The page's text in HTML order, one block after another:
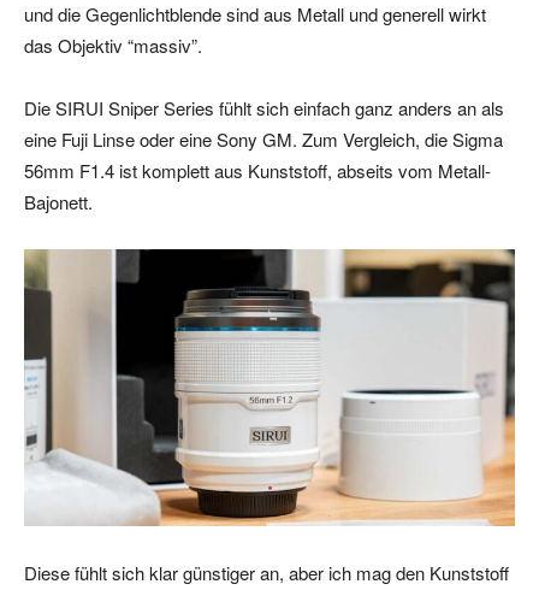
und die Gegenlichtblende sind aus Metall und generell wirkt
das Objektiv “massiv”.
Die SIRUI Sniper Series fühlt sich einfach ganz anders an als
eine Fuji Linse oder eine Sony GM. Zum Vergleich, die Sigma
56mm F1.4 ist komplett aus Kunststoff, abseits vom Metall-
Bajonett.
Diese fühlt sich klar günstiger an, aber ich mag den Kunststoff